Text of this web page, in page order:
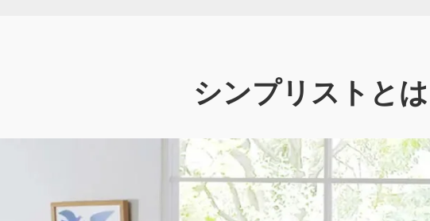
シンプリストとは